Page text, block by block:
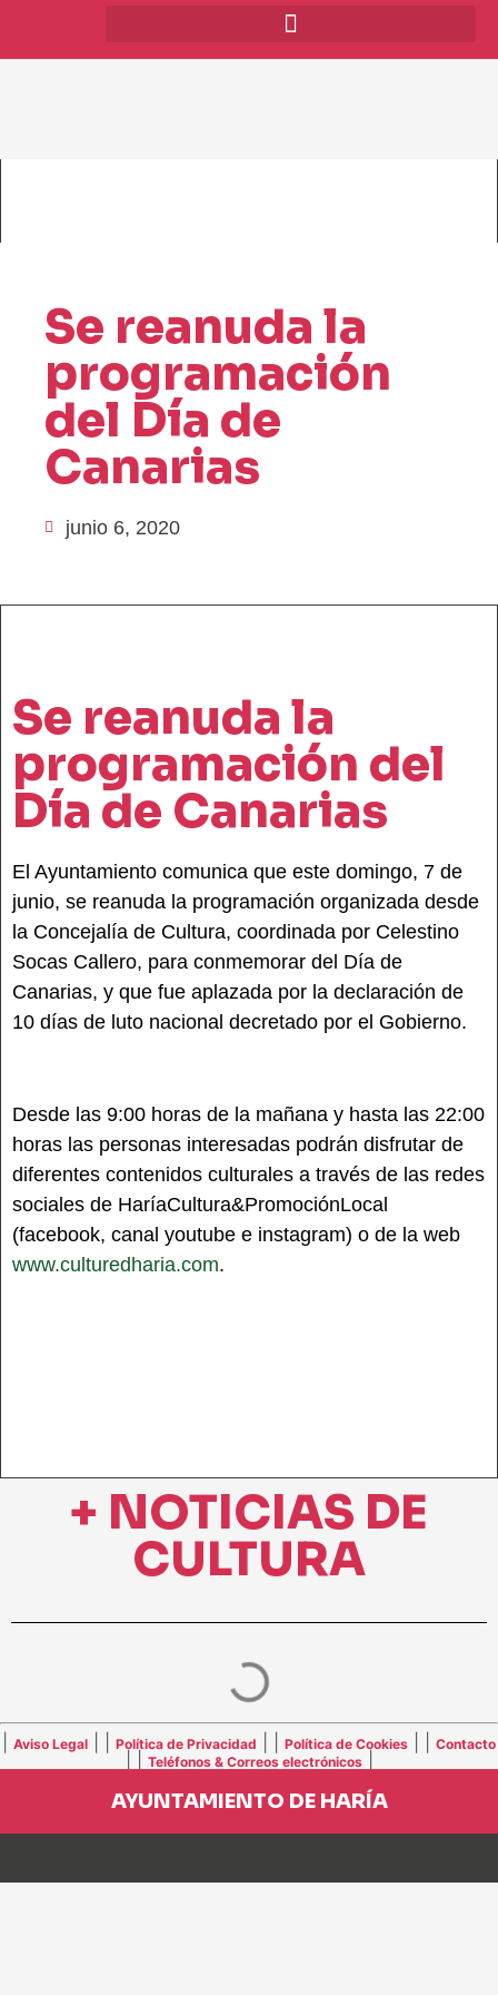
Se reanuda la
programación
del Día de
Canarias
junio 6, 2020
Se reanuda la
programación del
Día de Canarias
El Ayuntamiento comunica que este domingo, 7 de
junio, se reanuda la programación organizada desde
la Concejalía de Cultura, coordinada por Celestino
Socas Callero, para conmemorar del Día de
Canarias, y que fue aplazada por la declaración de
10 días de luto nacional decretado por el Gobierno.
Desde las 9:00 horas de la mañana y hasta las 22:00
horas las personas interesadas podrán disfrutar de
diferentes contenidos culturales a través de las redes
sociales de HaríaCultura&PromociónLocal
(facebook, canal youtube e instagram) o de la web
www.culturedharia.com.
+ NOTICIAS DE
CULTURA
Aviso Legal Política de Privacidad Política de Cookies Contacto
Teléfonos & Correos electrónicos|
AYUNTAMIENTO DE HARÍA